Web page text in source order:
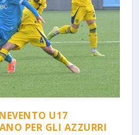
U17
PER GLI AZZURRI